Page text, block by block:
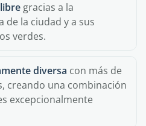
gracias a la
de la ciudad y a sus
verdes.
diversa con más de
creando una combinación
excepcionalmente